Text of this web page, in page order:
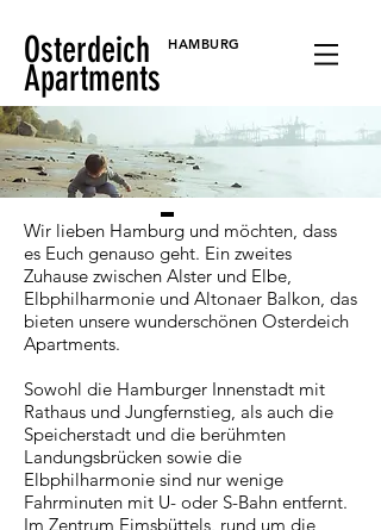
Osterdeich
Apartments
HAMBURG
Wir lieben Hamburg und möchten, dass
es Euch genauso geht. Ein zweites
Zuhause zwischen Alster und Elbe,
Elbphilharmonie und Altonaer Balkon, das
bieten unsere wunderschönen Osterdeich
Apartments.
Sowohl die Hamburger Innenstadt mit
Rathaus und Jungfernstieg, als auch die
Speicherstadt und die berühmten
Landungsbrücken sowie die
Elbphilharmonie sind nur wenige
Fahrminuten mit U- oder S-Bahn entfernt.
Im Zentrum Eimsbüttels, rund um die